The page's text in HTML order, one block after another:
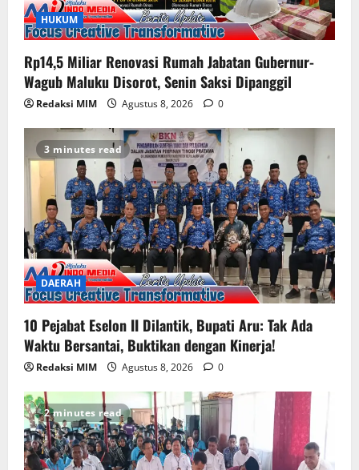
HUKUM
Rp14,5 Miliar Renovasi Rumah Jabatan Gubernur-
Wagub Maluku Disorot, Senin Saksi Dipanggil
Redaksi MIM Agustus 8, 2026 0
3 minutes read
DAERAH
10 Pejabat Eselon II Dilantik, Bupati Aru: Tak Ada
Waktu Bersantai, Buktikan dengan Kinerja!
Redaksi MIM Agustus 8, 2026 0
2 minutes read